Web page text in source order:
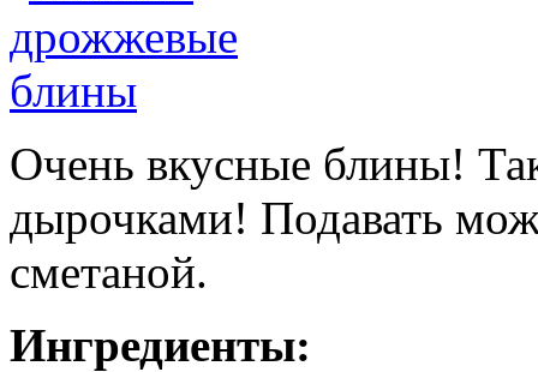
Очень вкусные блины!
дырочками! Подавать
сметаной.
Ингредиенты: